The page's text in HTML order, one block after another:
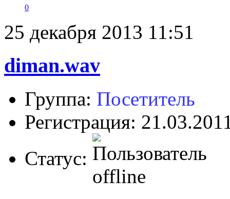
0
25 декабря 2013 11:51
diman.wav
Группа: Посетитель
Регистрация:
Статус: